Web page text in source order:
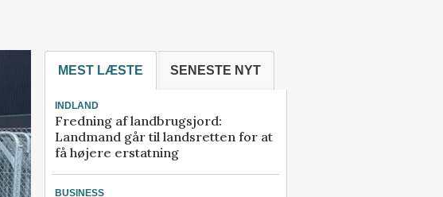
MEST LÆSTE SENESTE NYT
INDLAND
Fredning af landbrugsjord:
Landmand går til landsretten for at
få højere erstatning
BUSINESS